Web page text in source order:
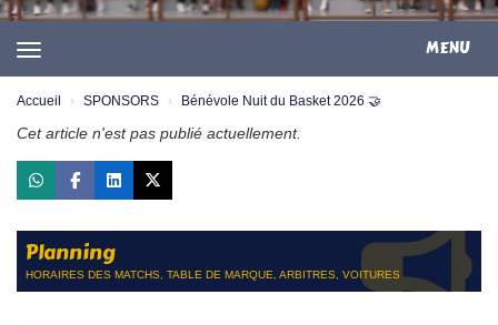
MENU
Accueil SPONSORS Bénévole Nuit du Basket 2026 🤝
Cet article n'est pas publié actuellement.
Planning
HORAIRES DES MATCHS, TABLE DE MARQUE, ARBITRES, VOITURES